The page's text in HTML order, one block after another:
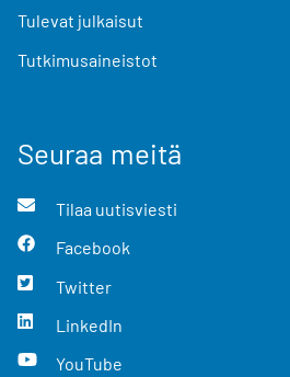
Tulevat julkaisut
Tutkimusaineistot
Seuraa meitä
Tilaa uutisviesti
Facebook
Twitter
LinkedIn
YouTube